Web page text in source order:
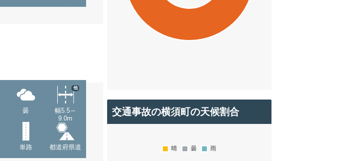
曇
幅5.5～
9.0m
他
単路 都道府県道
交通事故の横須町の天候割合